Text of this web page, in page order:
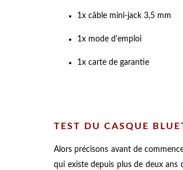
1x câble mini-jack 3,5 mm
1x mode d'emploi
1x carte de garantie
TEST DU CASQUE
Alors précisons avant de
qui existe depuis plus de deux ans